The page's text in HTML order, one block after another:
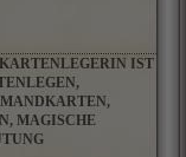
IST
MAGISCHE